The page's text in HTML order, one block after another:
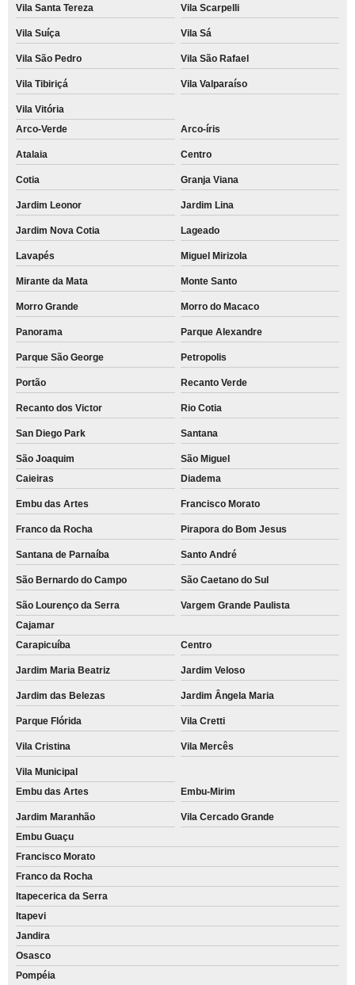
Vila Santa Tereza Vila Scarpelli
Vila Suíça Vila Sá
Vila São Pedro Vila São Rafael
Vila Tibiriçá Vila Valparaíso
Vila Vitória
Arco-Verde
Arco-íris
Atalaia Centro
Cotia Granja Viana
Jardim Leonor Jardim Lina
Jardim Nova Cotia Lageado
Lavapés Miguel Mirizola
Mirante da Mata Monte Santo
Morro Grande Morro do Macaco
Panorama Parque Alexandre
Parque São George Petropolis
Portão Recanto Verde
Recanto dos Victor Rio Cotia
San Diego Park Santana
São Joaquim
São Miguel
Caieiras
Diadema
Embu das Artes Francisco Morato
Franco da Rocha Pirapora do Bom Jesus
Santana de Parnaíba Santo André
São Bernardo do Campo São Caetano do Sul
São Lourenço da Serra
Vargem Grande Paulista
Cajamar
Carapicuíba
Centro
Jardim Maria Beatriz Jardim Veloso
Jardim das Belezas Jardim Ângela Maria
Parque Flórida Vila Cretti
Vila Cristina Vila Mercês
Vila Municipal
Embu das Artes
Embu-Mirim
Jardim Maranhão
Vila Cercado Grande
Embu Guaçu
Francisco Morato
Franco da Rocha
Itapecerica da Serra
Itapevi
Jandira
Osasco
Pompéia